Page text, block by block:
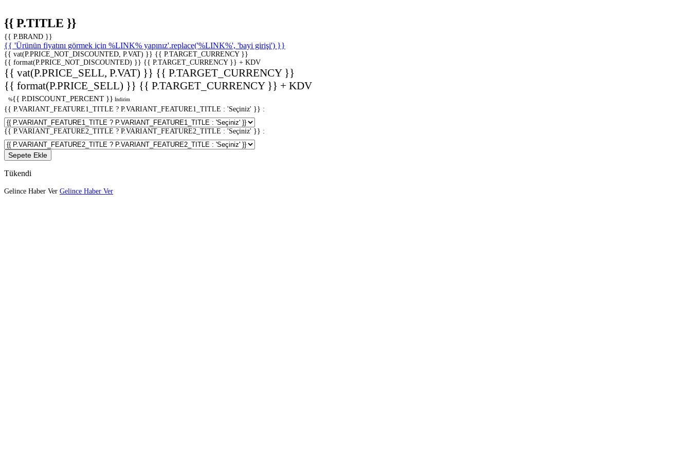
{{ P.TITLE }}
{{ P.BRAND }}
{{ 'Ürünün fiyatını görmek için %LINK% yapınız'.replace('%LINK%', 'bayi girişi') }}
{{ vat(P.PRICE_NOT_DISCOUNTED, P.VAT) }} {{ P.TARGET_CURRENCY }}
{{ format(P.PRICE_NOT_DISCOUNTED) }} {{ P.TARGET_CURRENCY }} + KDV
{{ vat(P.PRICE_SELL, P.VAT) }} {{ P.TARGET_CURRENCY }}
{{ format(P.PRICE_SELL) }} {{ P.TARGET_CURRENCY }} + KDV
%{{ P.DISCOUNT_PERCENT }} İndirim
{{ P.VARIANT_FEATURE1_TITLE ? P.VARIANT_FEATURE1_TITLE : 'Seçiniz' }} :
{{ P.VARIANT_FEATURE2_TITLE ? P.VARIANT_FEATURE2_TITLE : 'Seçiniz' }} :
Sepete Ekle
Tükendi
Gelince Haber Ver Gelince Haber Ver